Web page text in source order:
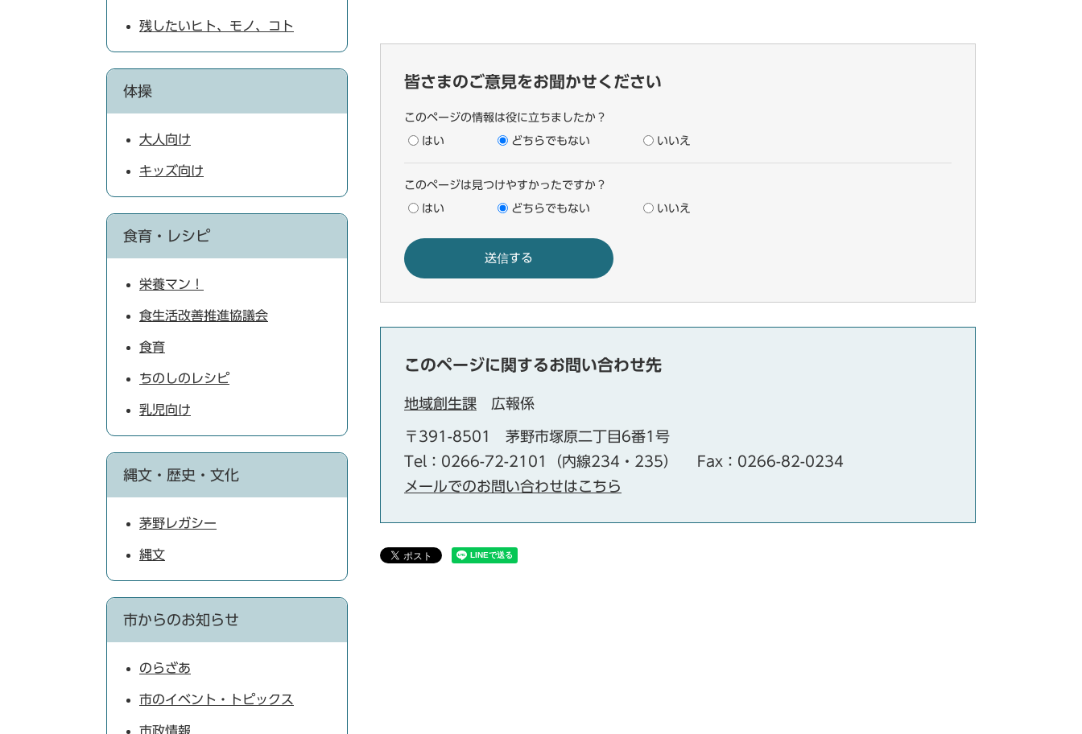
皆さまのご意見をお聞かせください
このページの情報は役に立ちましたか？
はい どちらでもない いいえ
このページは見つけやすかったですか？
はい どちらでもない いいえ
このページに関するお問い合わせ先
地域創生課 広報係
〒391-8501
茅野市塚原二丁目6番1号
Tel：0266-72-2101（内線234・235）
Fax：0266-82-0234
メールでのお問い合わせはこちら
残したいヒト、モノ、コト
体操
大人向け
キッズ向け
食育・レシピ
栄養マン！
食生活改善推進協議会
食育
ちのしのレシピ
乳児向け
縄文・歴史・文化
茅野レガシー
縄文
市からのお知らせ
のらざあ
市のイベント・トピックス
市政情報